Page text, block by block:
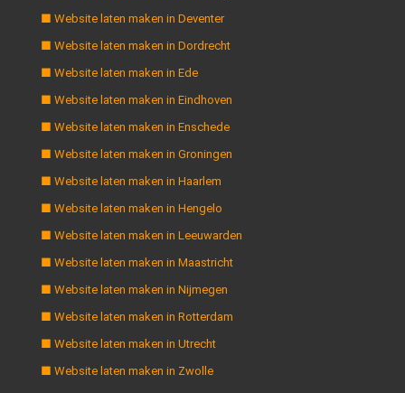
■ Website laten maken in Deventer
■ Website laten maken in Dordrecht
■ Website laten maken in Ede
■ Website laten maken in Eindhoven
■ Website laten maken in Enschede
■ Website laten maken in Groningen
■ Website laten maken in Haarlem
■ Website laten maken in Hengelo
■ Website laten maken in Leeuwarden
■ Website laten maken in Maastricht
■ Website laten maken in Nijmegen
■ Website laten maken in Rotterdam
■ Website laten maken in Utrecht
■ Website laten maken in Zwolle